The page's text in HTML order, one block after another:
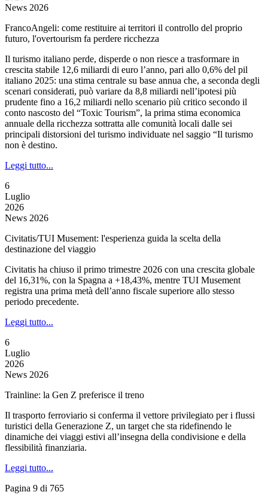
News 2026
FrancoAngeli: come restituire ai territori il controllo del proprio
futuro, l'overtourism fa perdere ricchezza
Il turismo italiano perde, disperde o non riesce a trasformare in
crescita stabile 12,6 miliardi di euro l’anno, pari allo 0,6% del pil
italiano 2025: una stima centrale su base annua che, a seconda degli
scenari considerati, può variare da 8,8 miliardi nell’ipotesi più
prudente fino a 16,2 miliardi nello scenario più critico secondo il
conto nascosto del “Toxic Tourism”, la prima stima economica
annuale della ricchezza sottratta alle comunità locali dalle sei
principali distorsioni del turismo individuate nel saggio “Il turismo
non è destino.
Leggi tutto...
6
Luglio
2026
News 2026
Civitatis/TUI Musement: l'esperienza guida la scelta della
destinazione del viaggio
Civitatis ha chiuso il primo trimestre 2026 con una crescita globale
del 16,31%, con la Spagna a +18,43%, mentre TUI Musement
registra una prima metà dell’anno fiscale superiore allo stesso
periodo precedente.
Leggi tutto...
6
Luglio
2026
News 2026
Trainline: la Gen Z preferisce il treno
Il trasporto ferroviario si conferma il vettore privilegiato per i flussi
turistici della Generazione Z, un target che sta ridefinendo le
dinamiche dei viaggi estivi all’insegna della condivisione e della
flessibilità finanziaria.
Leggi tutto...
Pagina 9 di 765